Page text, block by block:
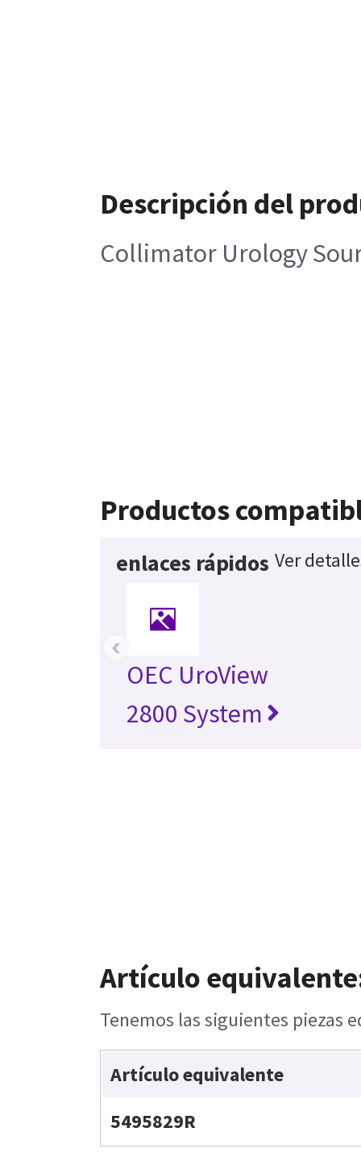
Descripción del
Collimator Urology
Productos
enlaces rápidos Ver
OEC UroView
2800 System
‹
Artículo
Tenemos las siguientes piezas
Artículo equivalente
5495829R